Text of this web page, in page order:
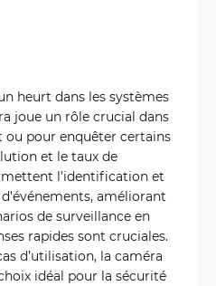
heurt dans les systèmes
joue un rôle crucial dans
ou pour enquêter certains
et le taux de
l’identification et
améliorant
de surveillance en
rapides sont cruciales.
d’utilisation, la caméra
idéal pour la sécurité